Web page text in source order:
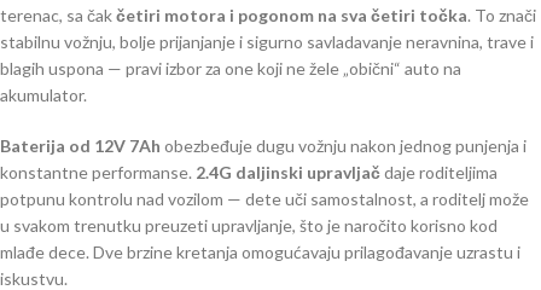
terenac, sa čakčetiri motora i pogonom na sva četiri točka. To znači
stabilnu vožnju, bolje prijanjanje i sigurno savladavanje neravnina, trave i
blagih uspona — pravi izbor za one koji ne žele „obični“ auto na
akumulator.
Baterija od 12V 7Ah obezbeđuje dugu vožnju nakon jednog punjenja i
konstantne performanse. 2.4G daljinski upravljačdaje roditeljima
potpunu kontrolu nad vozilom — dete uči samostalnost, a roditelj može
u svakom trenutku preuzeti upravljanje, što je naročito korisno kod
mlađe dece. Dve brzine kretanja omogućavaju prilagođavanje uzrastu i
iskustvu.